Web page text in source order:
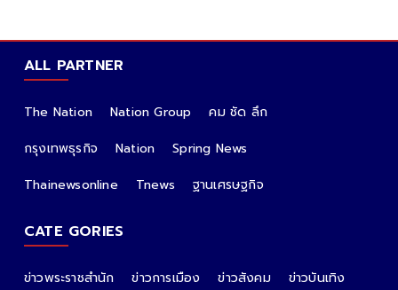
ALL PARTNER
The Nation Nation Group
คม ชัด ลึก
กรุงเทพธุรกิจ
Nation
Spring News
Thainewsonline
Tnews ฐานเศรษฐกิจ
CATE GORIES
ข่าวพระราชสำนัก ข่าวการเมือง ข่าวสังคม
ข่าวบันเทิง